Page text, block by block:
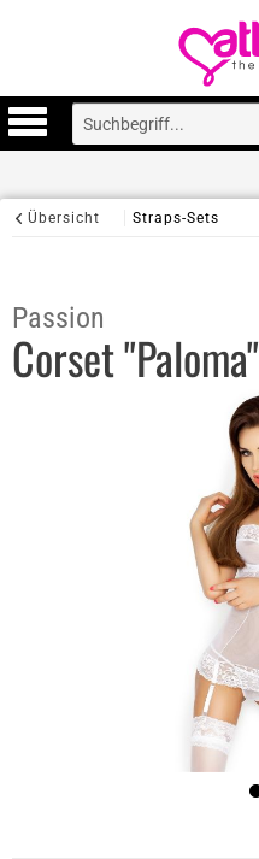
Übersicht Straps-Sets
Passion
Corset "Paloma"